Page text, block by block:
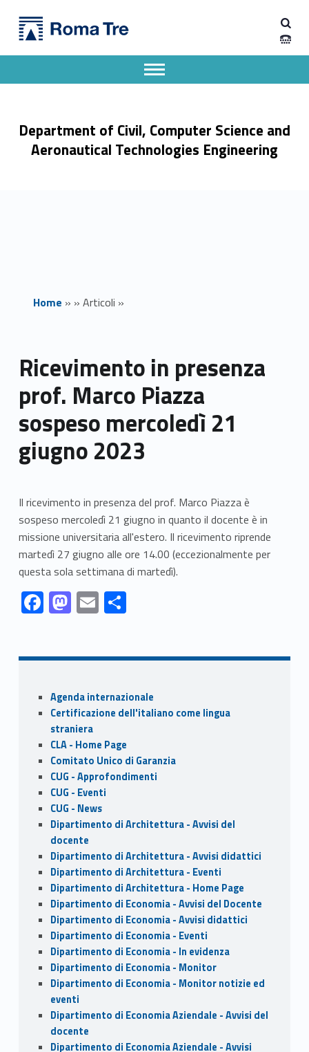
Ricevimento in presenza prof. Marco Piazza sospeso mercoledì 21 giugno 2023 - Dipartimento di Ingegneria Civile, Informatica e delle Tecnologie Aeronautiche
Department of Civil, Computer Science and
Aeronautical Technologies Engineering
Apri il menu secondario
Header info sidebar
Home » » Articoli »
Ricevimento in presenza
prof. Marco Piazza
sospeso mercoledì 21
giugno 2023
Il ricevimento in presenza del prof. Marco Piazza è
sospeso mercoledì 21 giugno in quanto il docente è in
missione universitaria all'estero. Il ricevimento riprende
martedì 27 giugno alle ore 14.00 (eccezionalmente per
questa sola settimana di martedì).
Link identifier #identifier__95782-1
F
ac
b
o
o
k
Link identifier #identifier__182609-2 M
as
d
o
n
Link identifier #identifier__35210-3 E
m
l
Link identifier #identifier__184563-4 S
e
Sidebar
Agenda internazionale
Certificazione dell'italiano come lingua
straniera
CLA - Home Page
Comitato Unico di Garanzia
CUG - Approfondimenti
CUG - Eventi
CUG - News
Dipartimento di Architettura - Avvisi del
docente
Dipartimento di Architettura - Avvisi didattici
Dipartimento di Architettura - Eventi
Dipartimento di Architettura - Home Page
Dipartimento di Economia - Avvisi del Docente
Dipartimento di Economia - Avvisi didattici
Dipartimento di Economia - Eventi
Dipartimento di Economia - In evidenza
Dipartimento di Economia - Monitor
Dipartimento di Economia - Monitor notizie ed
eventi
Dipartimento di Economia Aziendale - Avvisi del
docente
Dipartimento di Economia Aziendale - Avvisi